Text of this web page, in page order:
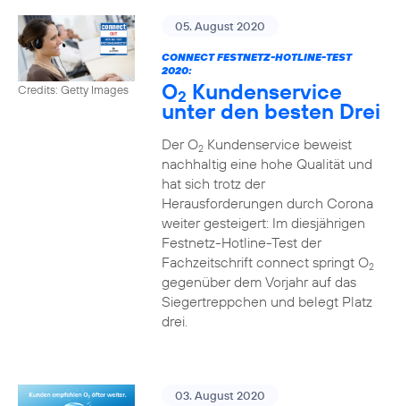
Credits: Getty Images
05. August 2020
CONNECT FESTNETZ-HOTLINE-TEST
2020:
O2 Kundenservice
unter den besten Drei
Der O2Kundenservice beweist
nachhaltig eine hohe Qualität und
hat sich trotz der
Herausforderungen durch Corona
weiter gesteigert: Im diesjährigen
Festnetz-Hotline-Test der
Fachzeitschrift connect springt O2
gegenüber dem Vorjahr auf das
Siegertreppchen und belegt Platz
drei.
03. August 2020